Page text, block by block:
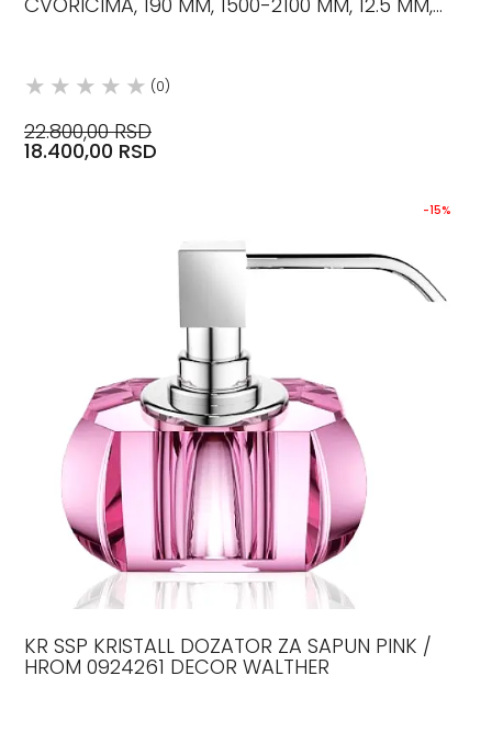
(0)
22.800,00 RSD
18.400,00 RSD
-15%
KR SSP KRISTALL DOZATOR ZA SAPUN PINK /
HROM 0924261 DECOR WALTHER